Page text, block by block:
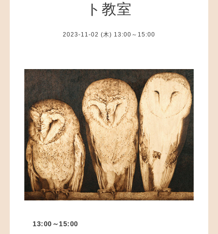
ト教室
2023-11-02 (木) 13:00～15:00
13:00～15:00